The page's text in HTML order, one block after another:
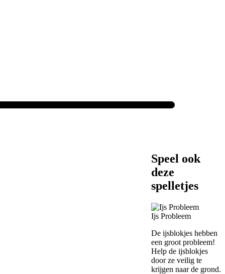
Speel ook
deze
spelletjes
Ijs Probleem
De ijsblokjes hebben
een groot probleem!
Help de ijsblokjes
door ze veilig te
krijgen naar de grond.